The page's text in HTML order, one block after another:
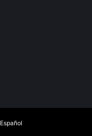
Español